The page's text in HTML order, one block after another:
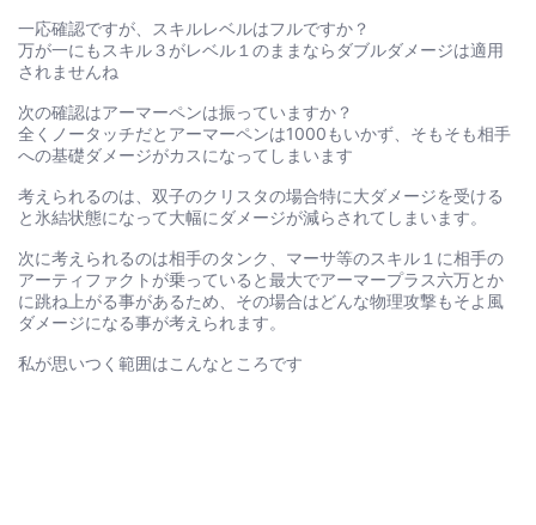
一応確認ですが、スキルレベルはフルですか？
万が一にもスキル３がレベル１のままならダブルダメージは適用
されませんね
次の確認はアーマーペンは振っていますか？
全くノータッチだとアーマーペンは1000もいかず、そもそも相手
への基礎ダメージがカスになってしまいます
考えられるのは、双子のクリスタの場合特に大ダメージを受ける
と氷結状態になって大幅にダメージが減らされてしまいます。
次に考えられるのは相手のタンク、マーサ等のスキル１に相手の
アーティファクトが乗っていると最大でアーマープラス六万とか
に跳ね上がる事があるため、その場合はどんな物理攻撃もそよ風
ダメージになる事が考えられます。
私が思いつく範囲はこんなところです